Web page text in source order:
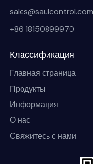
sales@saulcontrol.com
+86 18150899970
Классификация
Главная страница
Продукты
Информация
О нас
Свяжитесь с нами